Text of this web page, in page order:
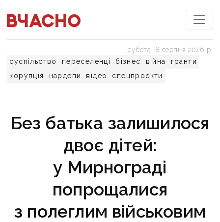
суспільство переселенці бізнес війна
гранти
корупція
нардепи відео спецпроєкти
субота, 8 серпня 2026 р.
Без батька залишилося
двоє дітей:
у Мирнограді
попрощалися
з полеглим військовим